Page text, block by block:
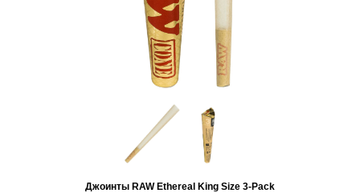
Джоинты RAW Ethereal King Size 3-Pack